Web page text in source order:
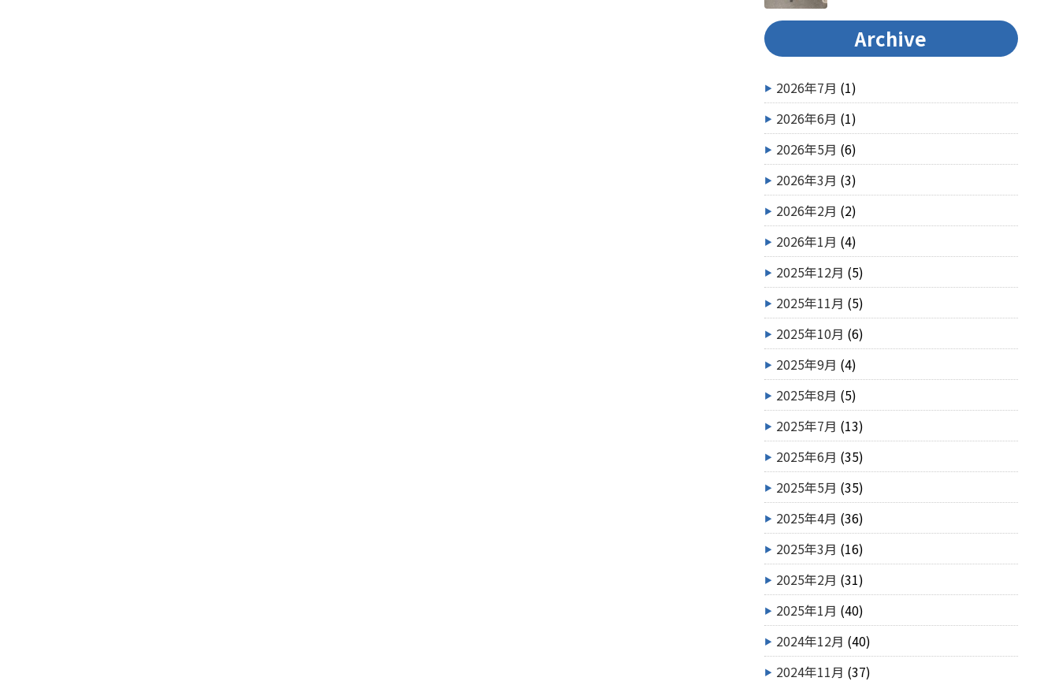
Archive
2026年7月 (1)
2026年6月 (1)
2026年5月 (6)
2026年3月 (3)
2026年2月 (2)
2026年1月 (4)
2025年12月 (5)
2025年11月 (5)
2025年10月 (6)
2025年9月 (4)
2025年8月 (5)
2025年7月 (13)
2025年6月 (35)
2025年5月 (35)
2025年4月 (36)
2025年3月 (16)
2025年2月 (31)
2025年1月 (40)
2024年12月 (40)
2024年11月 (37)